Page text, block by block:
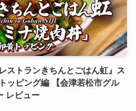
ストランきちんとごはん虹』ス
ッピング編 【会津若松市グル
レビュー